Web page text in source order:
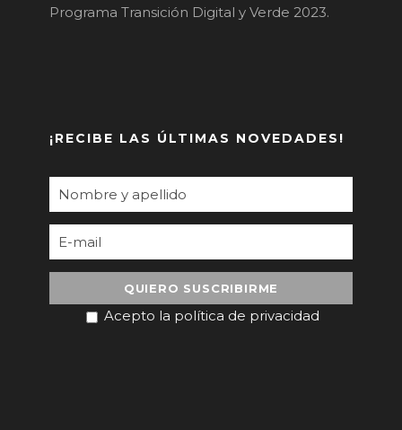
Programa Transición Digital y Verde 2023.
¡RECIBE LAS ÚLTIMAS NOVEDADES!
Acepto la política de privacidad